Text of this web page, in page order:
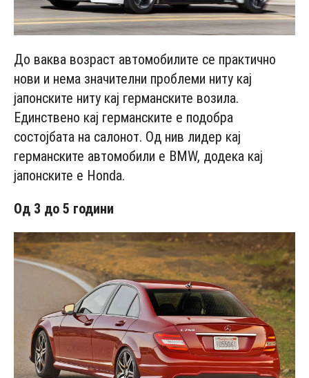
До ваква возраст автомобилите се практично
нови и нема значителни проблеми ниту кај
јапонските ниту кај германските возила.
Единствено кај германските е подобра
состојбата на салонот. Од нив лидер кај
германските автомобили е BMW, додека кај
јапонските е Honda.
Од 3 до 5 години